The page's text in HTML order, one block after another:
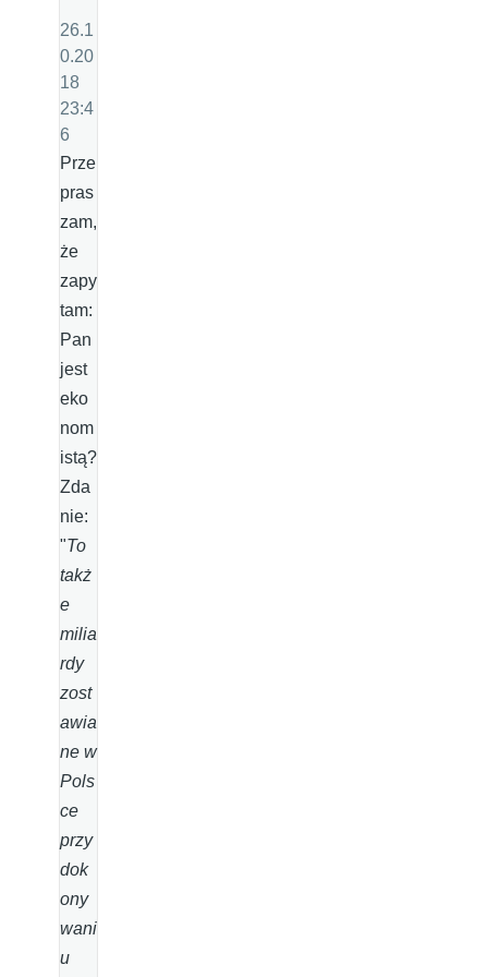
26.1
0.20
18
23:4
6
Prze
pras
zam,
że
zapy
tam:
Pan
jest
eko
nom
istą?
Zda
nie:
"To
takż
e
milia
rdy
zost
awia
ne w
Pols
ce
przy
dok
ony
wani
u